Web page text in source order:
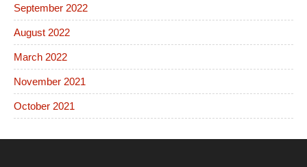
September 2022
August 2022
March 2022
November 2021
October 2021